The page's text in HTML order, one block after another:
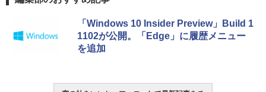
「Windows 10 Insider Preview」Build 1
1102が公開。「Edge」に履歴メニュー
を追加